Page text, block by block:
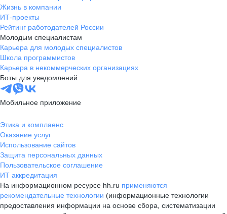
Жизнь в компании
ИТ-проекты
Рейтинг работодателей России
Молодым специалистам
Карьера для молодых специалистов
Школа программистов
Карьера в некоммерческих организациях
Боты для уведомлений
Мобильное приложение
Этика и комплаенс
Оказание услуг
Использование сайтов
Защита персональных данных
Пользовательское соглашение
ИТ аккредитация
На информационном ресурсе hh.ru применяются
рекомендательные технологии (информационные технологии
предоставления информации на основе сбора, систематизации